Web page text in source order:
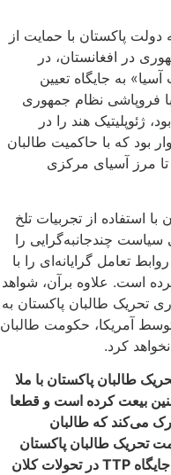
پاکستان با حمایت از
در افغانستان، در
به جایگاه تعیین
فروپاشی نظام جمهوری
ژئوپلیتیک هند را در
بود که با حاکمیت طالبان
تا مرز آسیای مرکزی
استفاده از تجربیات تلخ
سیاست چندجانبه‌گرایی را
تعامل گرایانه‌ای را با
است. علاوه برآن، شواهد
تحریک طالبان پاکستان به
آمریکا، حکومت طالبان
طالبان پاکستان با ملا
بیعت کرده است و قطعا
می‌کند که طالبان
تحریک طالبان پاکستان
رضایت نخواهد داد و کابل به دنبال حفظ جایگاه TTP در تحولات کلان